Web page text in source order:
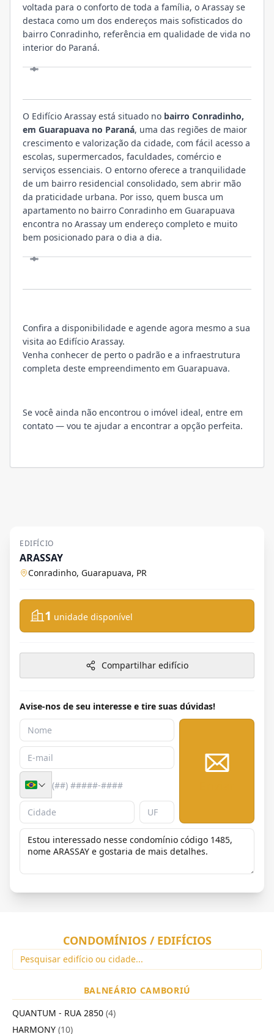
voltada para o conforto de toda a família, o Arassay se
destaca como um dos endereços mais sofisticados do
bairro Conradinho, referência em qualidade de vida no
interior do Paraná.
O Edifício Arassay está situado no bairro Conradinho,
em Guarapuava no Paraná, uma das regiões de maior
crescimento e valorização da cidade, com fácil acesso a
escolas, supermercados, faculdades, comércio e
serviços essenciais. O entorno oferece a tranquilidade
de um bairro residencial consolidado, sem abrir mão
da praticidade urbana. Por isso, quem busca um
apartamento no bairro Conradinho em Guarapuava
encontra no Arassay um endereço completo e muito
bem posicionado para o dia a dia.
Confira a disponibilidade e agende agora mesmo a sua
visita ao Edifício Arassay.
Venha conhecer de perto o padrão e a infraestrutura
completa deste empreendimento em Guarapuava.
Se você ainda não encontrou o imóvel ideal, entre em
contato — vou te ajudar a encontrar a opção perfeita.
EDIFÍCIO
ARASSAY
Conradinho, Guarapuava, PR
1 unidade disponível
Compartilhar edifício
Avise-nos de seu interesse e tire suas dúvidas!
CONDOMÍNIOS / EDIFÍCIOS
BALNEÁRIO CAMBORIÚ
QUANTUM - RUA 2850 (4)
HARMONY (10)